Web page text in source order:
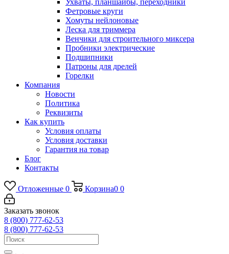
Ухваты, планшайбы, переходники
Фетровые круги
Хомуты нейлоновые
Леска для триммера
Венчики для строительного миксера
Пробники электрические
Подшипники
Патроны для дрелей
Горелки
Компания
Новости
Политика
Реквизиты
Как купить
Условия оплаты
Условия доставки
Гарантия на товар
Блог
Контакты
Отложенные 0 Корзина0 0
Заказать звонок
8 (800) 777-62-53
8 (800) 777-62-53